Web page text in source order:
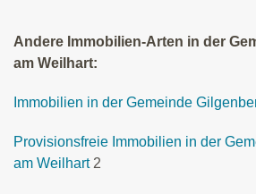
Andere Immobilien-Arten in der
am Weilhart:
Immobilien in der Gemeinde
Provisionsfreie Immobilien in der
am Weilhart 2